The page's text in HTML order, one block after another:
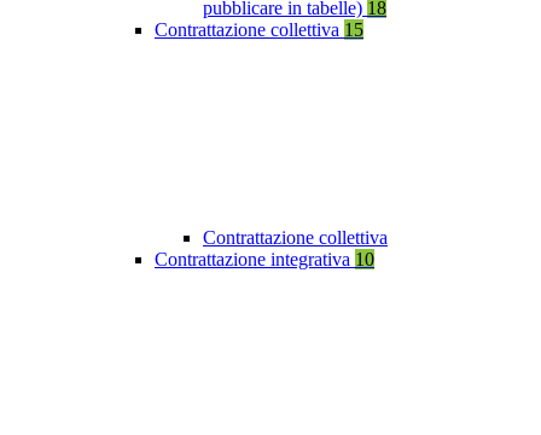
pubblicare in tabelle) 18
Contrattazione collettiva 15
Contrattazione collettiva
Contrattazione integrativa 10